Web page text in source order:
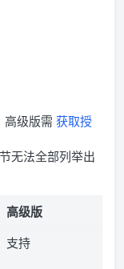
级版需 获取授
无法全部列举出
高级版
支持